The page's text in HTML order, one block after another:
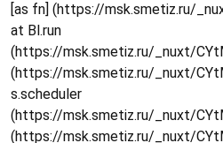
[as fn] (https://msk.smetiz.ru/
at Bl.run
(https://msk.smetiz.ru/_nuxt/
(https://msk.smetiz.ru/_nuxt/
s.scheduler
(https://msk.smetiz.ru/_nuxt/
(https://msk.smetiz.ru/_nuxt/